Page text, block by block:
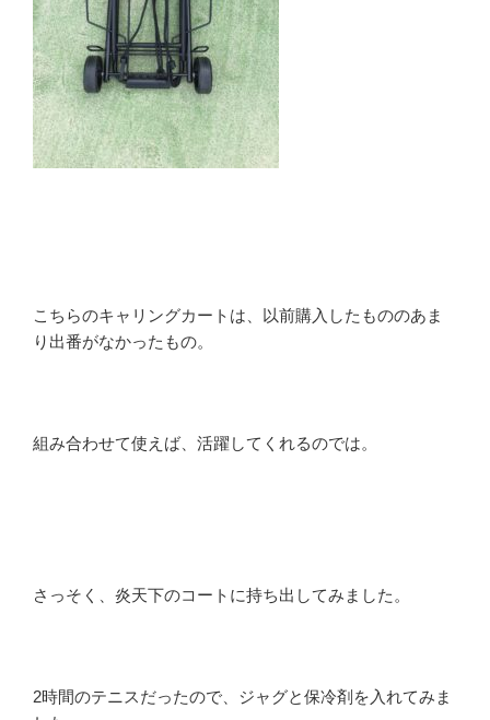
こちらのキャリングカートは、以前購入したもののあま
り出番がなかったもの。
組み合わせて使えば、活躍してくれるのでは。
さっそく、炎天下のコートに持ち出してみました。
2時間のテニスだったので、ジャグと保冷剤を入れてみま